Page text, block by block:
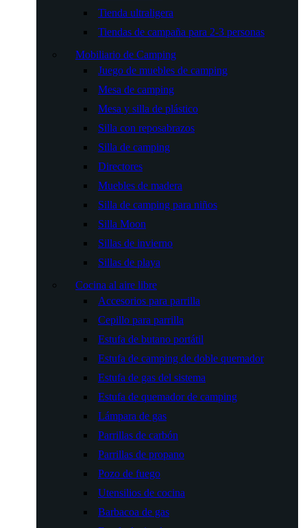
Tienda ultraligera
Tiendas de campaña para 2-3 personas
Mobiliario de Camping
Juego de muebles de camping
Mesa de camping
Mesa y silla de plástico
Silla con reposabrazos
Silla de camping
Directores
Muebles de madera
Silla de camping para niños
Silla Moon
Sillas de invierno
Sillas de playa
Cocina al aire libre
Accesorios para parrilla
Cepillo para parrilla
Estufa de butano portátil
Estufa de camping de doble quemador
Estufa de gas del sistema
Estufa de quemador de camping
Lámpara de gas
Parrillas de carbón
Parrillas de propano
Pozo de fuego
Utensilios de cocina
Barbacoa de gas